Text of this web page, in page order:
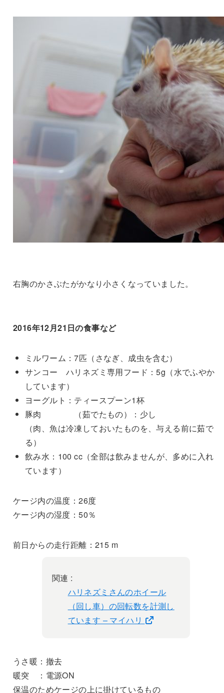
右胸のかさぶたがかなり小さくなっていました。
2016年12月21日の食事など
ミルワーム：7匹（さなぎ、成虫を含む）
サンコー ハリネズミ専用フード：5g（水でふやか
しています）
ヨーグルト：ティースプーン1杯
豚肉 （茹でたもの）：少し
（肉、魚は冷凍しておいたものを、与える前に茹で
る）
飲み水：100 cc（全部は飲みませんが、多めに入れ
ています）
ケージ内の温度：26度
ケージ内の湿度：50％
前日からの走行距離：215 m
関連 :
ハリネズミさんのホイール
（回し車）の回転数を計測し
ています – マイハリ
うさ暖：撤去
暖突 ：電源ON
保温のためケージの上に掛けているもの